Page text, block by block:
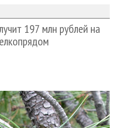
197 млн рублей на